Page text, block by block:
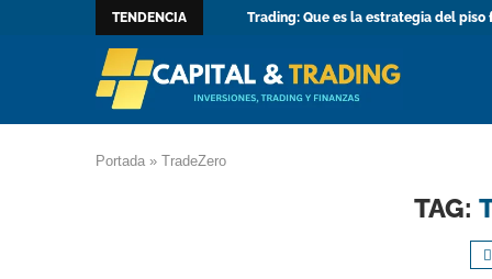
TENDENCIA Trading: Que es la estrategia del piso
Portada » TradeZero
TAG: